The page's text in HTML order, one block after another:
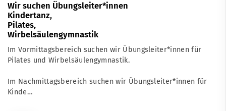
Wir suchen Übungsleiter*innen
Kindertanz,
Pilates,
Wirbelsäulengymnastik
Im Vormittagsbereich suchen wir Übungsleiter*innen für
Pilates und Wirbelsäulengymnastik.
Im Nachmittagsbereich suchen wir Übungsleiter*innen für
Kinde…